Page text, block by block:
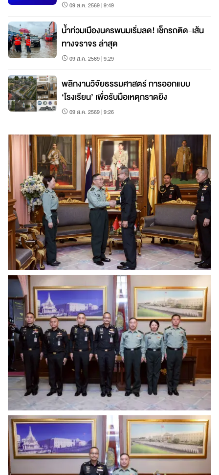
09 ส.ค. 2569 | 9:49
น้ำท่วมเมืองนครพนมเริ่มลด! เช็กรถติด-เส้น
ทางจราจร ล่าสุด
09 ส.ค. 2569 | 9:29
พลิกงานวิจัยธรรมศาสตร์ การออกแบบ
‘โรงเรียน’ เพื่อรับมือเหตุกราดยิง
09 ส.ค. 2569 | 9:26